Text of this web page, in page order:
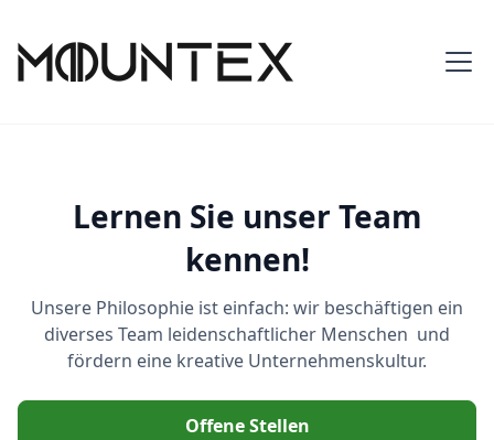
Lernen Sie unser Team
kennen!
Unsere Philosophie ist einfach: wir beschäftigen ein
diverses Team leidenschaftlicher Menschen und
fördern eine kreative Unternehmenskultur.
Offene Stellen